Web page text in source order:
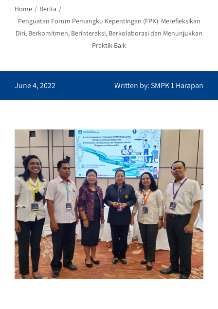
Home
Berita
Penguatan Forum Pemangku Kepentingan (FPK): Merefleksikan
Diri, Berkomitmen, Berinteraksi, Berkolaborasi dan Menunjukkan
Praktik Baik
June 4, 2022 Written by: SMPK 1 Harapan